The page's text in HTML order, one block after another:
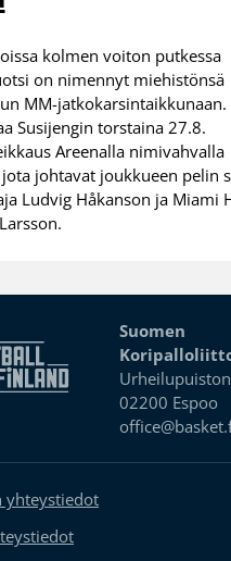
kolmen voiton putkessa
on nimennyt miehistönsä
MM-jatkokarsintaikkunaan.
Susijengin torstaina 27.8.
Areenalla nimivahvalla
johtavat joukkueen pelin
Ludvig Håkanson ja Miami
Suomen
02200 Espoo
yhteystiedot